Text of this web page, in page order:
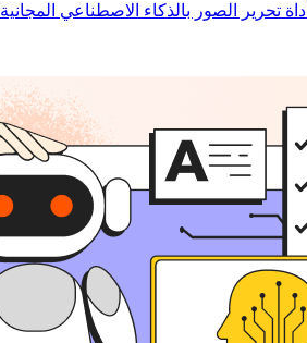
أداة تحرير الصور بالذكاء الاصطناعي المجانية